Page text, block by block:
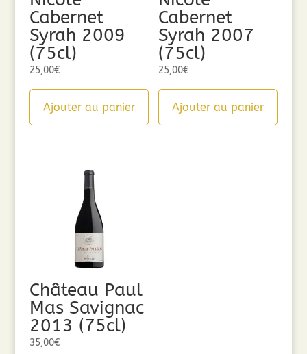
Cabernet
Syrah 2009
(75cl)
25,00€
Ajouter au panier
Cabernet
Syrah 2007
(75cl)
25,00€
Ajouter au panier
Château Paul
Mas Savignac
2013 (75cl)
35,00€